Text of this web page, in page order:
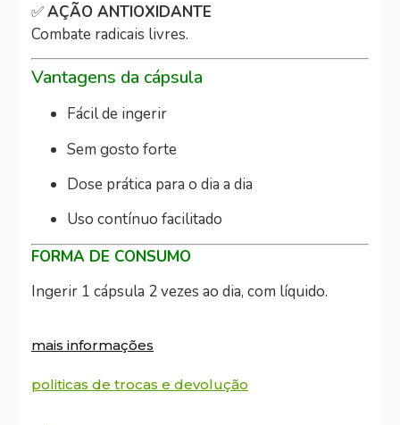
✅AÇÃO ANTIOXIDANTE
Combate radicais livres.
Vantagens da cápsula
Fácil de ingerir
Sem gosto forte
Dose prática para o dia a dia
Uso contínuo facilitado
FORMA DE CONSUMO
Ingerir 1 cápsula 2 vezes ao dia, com líquido.
mais informações
politicas de trocas e devolução